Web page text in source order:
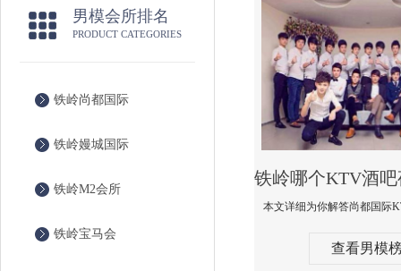
男模会所排名
PRODUCT CATEGORIES
铁岭尚都国际
铁岭嫚城国际
铁岭M2会所
铁岭宝马会
查看男模